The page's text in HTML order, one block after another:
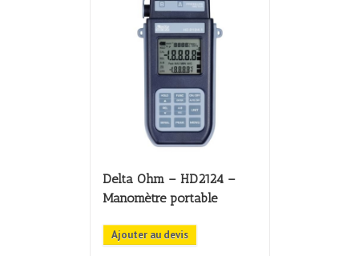
Delta Ohm – HD2124 –
Manomètre portable
Ajouter au devis